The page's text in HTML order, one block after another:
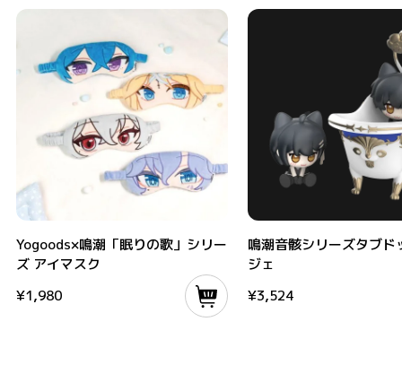
Yogoods×鳴潮「眠りの歌」シリー
ズ アイマスク
¥1,980
鳴潮音骸シリーズタブド
ジェ
¥3,524